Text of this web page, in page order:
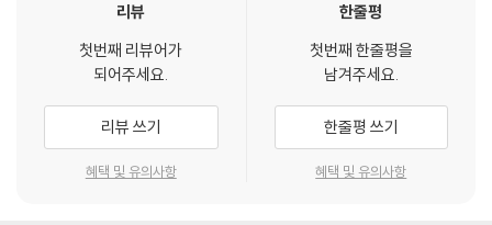
리뷰
첫번째 리뷰어가
되어주세요.
리뷰 쓰기
혜택 및 유의사항
한줄평
첫번째 한줄평을
남겨주세요.
한줄평 쓰기
혜택 및 유의사항